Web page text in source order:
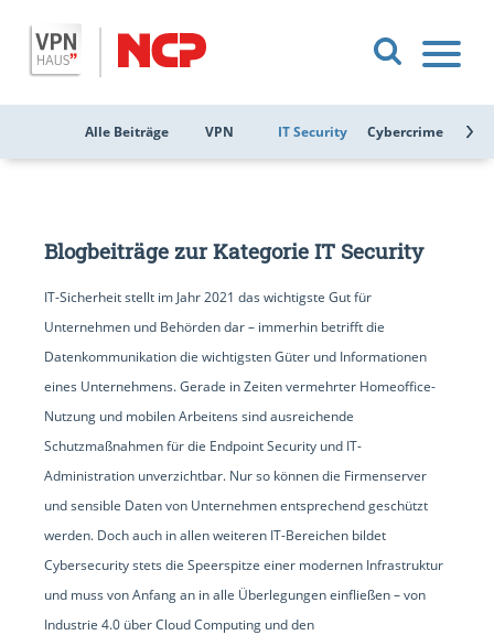
Alle Beiträge VPN IT Security Cybercrime
Blogbeiträge zur Kategorie IT Security
IT-Sicherheit stellt im Jahr 2021 das wichtigste Gut für
Unternehmen und Behörden dar – immerhin betrifft die
Datenkommunikation die wichtigsten Güter und Informationen
eines Unternehmens. Gerade in Zeiten vermehrter Homeoffice-
Nutzung und mobilen Arbeitens sind ausreichende
Schutzmaßnahmen für die Endpoint Security und IT-
Administration unverzichtbar. Nur so können die Firmenserver
und sensible Daten von Unternehmen entsprechend geschützt
werden. Doch auch in allen weiteren IT-Bereichen bildet
Cybersecurity stets die Speerspitze einer modernen Infrastruktur
und muss von Anfang an in alle Überlegungen einfließen – von
Industrie 4.0 über Cloud Computing und den